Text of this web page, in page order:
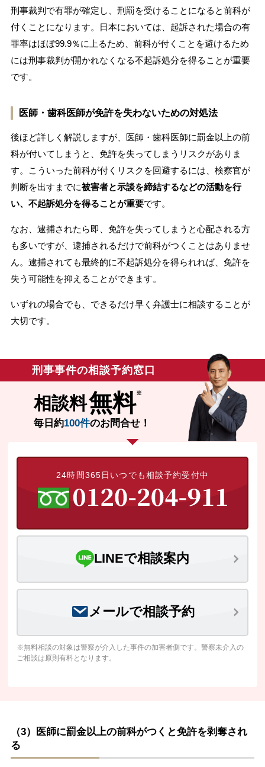
刑事裁判で有罪が確定し、刑罰を受けることになると前科が
付くことになります。日本においては、起訴された場合の有
罪率はほぼ99.9％に上るため、前科が付くことを避けるため
には刑事裁判が開かれなくなる不起訴処分を得ることが重要
です。
医師・歯科医師が免許を失わないための対処法
後ほど詳しく解説しますが、医師・歯科医師に罰金以上の前
科が付いてしまうと、免許を失ってしまうリスクがありま
す。こういった前科が付くリスクを回避するには、検察官が
判断を出すまでに被害者と示談を締結するなどの活動を行
い、不起訴処分を得ることが重要です。
なお、逮捕されたら即、免許を失ってしまうと心配される方
も多いですが、逮捕されるだけで前科がつくことはありませ
ん。逮捕されても最終的に不起訴処分を得られれば、免許を
失う可能性を抑えることができます。
いずれの場合でも、できるだけ早く弁護士に相談することが
大切です。
刑事事件の相談予約窓口
相談料無料
毎日約100件のお問合せ！
24時間365日いつでも相談予約受付中
LINEで相談案内
メールで相談予約
※無料相談の対象は警察が介入した事件の加害者側です。警察未介入の
ご相談は原則有料となります。
（3）医師に罰金以上の前科がつくと免許を剥奪され
る